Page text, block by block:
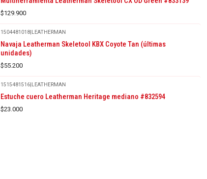
$129.900
1504481018|LEATHERMAN
Navaja Leatherman Skeletool KBX Coyote Tan (últimas
unidades)
$55.200
1515481516|LEATHERMAN
Estuche cuero Leatherman Heritage mediano #832594
$23.000